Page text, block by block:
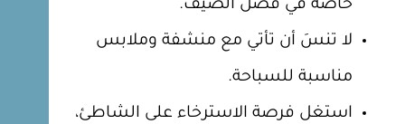
خاصة في فصل الصيف.
لا تنسَ أن تأتي مع منشفة وملابس
مناسبة للسباحة.
استغل فرصة الاسترخاء على الشاطئ،